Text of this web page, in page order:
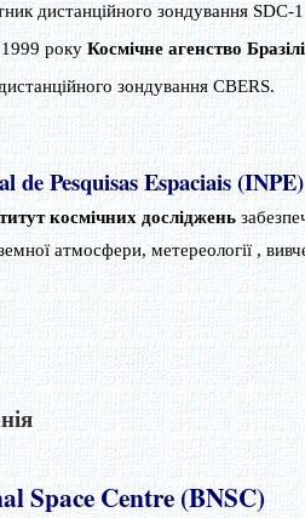
дистанційного зондування
року Космічне агенство
зондування CBERS.
de Pesquisas Espaciais (INPE)
космічних досліджень
атмосфери, метереології ,
Space Centre (BNSC)